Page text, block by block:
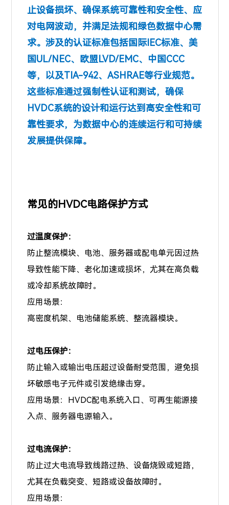
止设备损坏、确保系统可靠性和安全性、应
对电网波动，并满足法规和绿色数据中心需
求。涉及的认证标准包括国际IEC标准、美
国UL/NEC、欧盟LVD/EMC、中国CCC
等，以及TIA-942、ASHRAE等行业规范。
这些标准通过强制性认证和测试，确保
HVDC系统的设计和运行达到高安全性和可
靠性要求，为数据中心的连续运行和可持续
发展提供保障。
常见的HVDC电路保护方式
过温度保护：
防止整流模块、电池、服务器或配电单元因过热
导致性能下降、老化加速或损坏，尤其在高负载
或冷却系统故障时。
应用场景：
高密度机架、电池储能系统、整流器模块。
过电压保护：
防止输入或输出电压超过设备耐受范围，避免损
坏敏感电子元件或引发绝缘击穿。
应用场景：HVDC配电系统入口、可再生能源接
入点、服务器电源输入。
过电流保护：
防止过大电流导致线路过热、设备烧毁或短路，
尤其在负载突变、短路或设备故障时。
应用场景：